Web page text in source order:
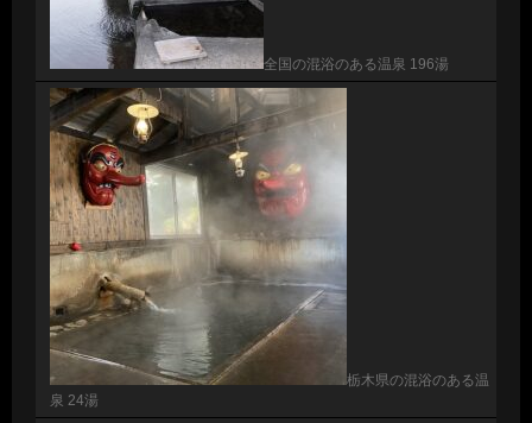
全国の混浴のある温泉 196湯
栃木県の混浴のある温
泉 24湯